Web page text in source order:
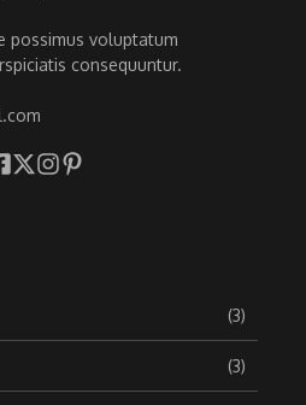
possimus voluptatum
consequuntur.
(3)
(3)